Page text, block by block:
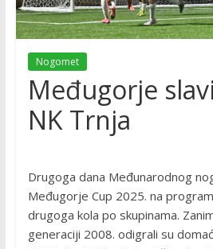
Nogomet
Međugorje
NK Trnja
Drugoga dana Međunarodnog
Međugorje Cup 2025. na
drugoga kola po skupinama.
generaciji 2008. odigrali su